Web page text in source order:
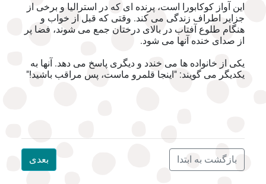
این آواز کوکابورا است، پرنده ای که در استرالیا و برخی از
جزایر اطراف زندگی می کند. وقتی که قبل از خواب و
هنگام طلوع آفتاب در بالای درختان جمع می شوند، فضا پر
از صدای خنده آنها می شود.
یکی از خانواده ها می خندد و دیگری پاسخ می دهد. آنها به
یکدیگر می گویند: "اینجا قلمرو ماست، پس مراقب باشید!"
بعدی بازگشت به ابتدا